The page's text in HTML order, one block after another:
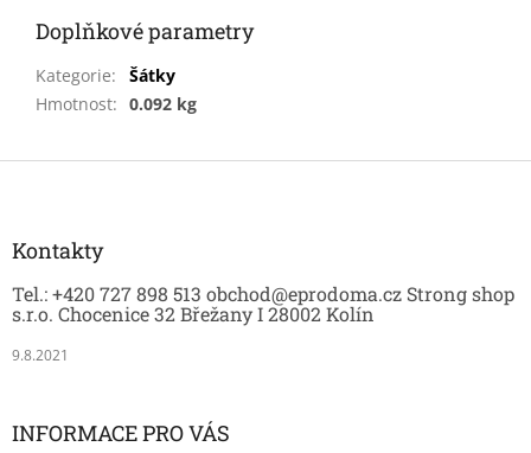
Doplňkové parametry
Kategorie:
Šátky
Hmotnost: 0.092 kg
Z
Kontakty
Tel.: +420 727 898 513 obchod@eprodoma.cz Strong shop
s.r.o. Chocenice 32 Břežany I 28002 Kolín
9.8.2021
INFORMACE PRO VÁS